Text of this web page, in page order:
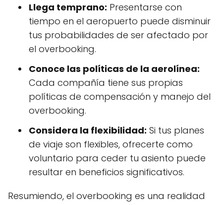
Llega temprano: Presentarse con
tiempo en el aeropuerto puede disminuir
tus probabilidades de ser afectado por
el overbooking.
Conoce las políticas de la aerolínea:
Cada compañía tiene sus propias
políticas de compensación y manejo del
overbooking.
Considera la flexibilidad: Si tus planes
de viaje son flexibles, ofrecerte como
voluntario para ceder tu asiento puede
resultar en beneficios significativos.
Resumiendo, el overbooking es una realidad